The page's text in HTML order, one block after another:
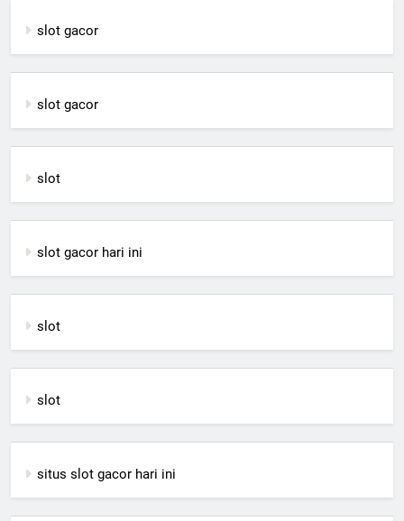
slot gacor
slot gacor
slot
slot gacor hari ini
slot
slot
situs slot gacor hari ini